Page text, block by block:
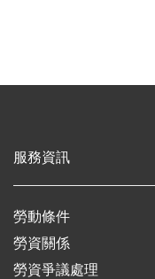
服務資訊
勞動條件
勞資關係
勞資爭議處理